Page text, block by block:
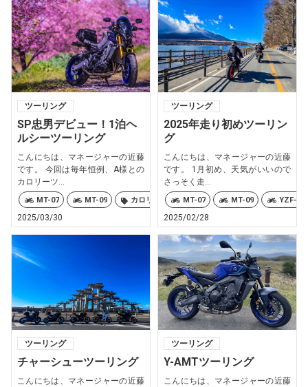
ツーリング
SP忠男デビュー！1泊ヘ
ルシーツーリング
こんにちは、マネージャーの近藤
です。 今回は毎年恒例、A様との
カロリーツ...
MT-07 MT-09 カロリーズ
2025/03/30
ツーリング
2025年走り初めツーリン
グ
こんにちは、マネージャーの近藤
です。 1月初め、天気がいいので
さっそく走...
MT-07 MT-09 YZF-R7
2025/02/28
ツーリング
チャーシューツーリング
こんにちは、マネージャーの近藤
ツーリング
Y-AMTツーリング
こんにちは、マネージャーの近藤